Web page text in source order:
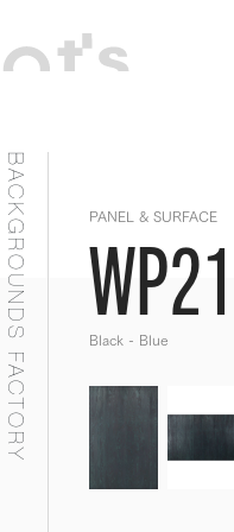
BACKGROUNDS FACTORY PANEL & SURFACE
Black - Blue